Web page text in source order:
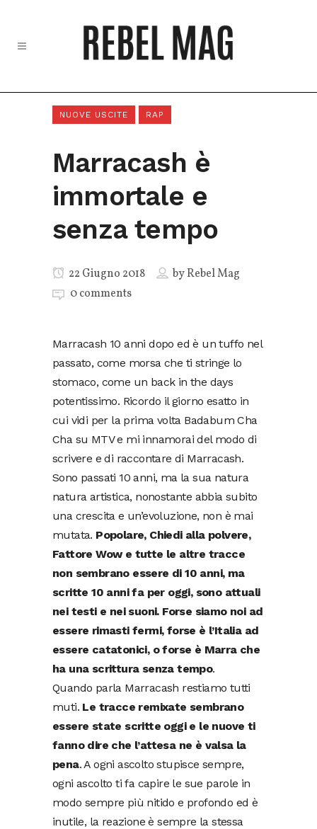
NUOVE USCITE RAP
Marracash è
immortale e
senza tempo
22 Giugno 2018 byRebel Mag
0 comments
Marracash 10 anni dopo ed è un tuffo nel
passato, come morsa che ti stringe lo
stomaco, come un back in the days
potentissimo. Ricordo il giorno esatto in
cui vidi per la prima volta Badabum Cha
Cha su MTV e mi innamorai del modo di
scrivere e di raccontare di Marracash.
Sono passati 10 anni, ma la sua natura
natura artistica, nonostante abbia subito
una crescita e un’evoluzione, non è mai
mutata. Popolare, Chiedi alla polvere,
Fattore Wow e tutte le altre tracce
non sembrano essere di 10 anni, ma
scritte 10 anni fa per oggi, sono attuali
nei testi e nei suoni. Forse siamo noi ad
essere rimasti fermi, forse è l’Italia ad
essere catatonici, o forse è Marra che
ha una scrittura senza tempo.
Quando parla Marracash restiamo tutti
muti. Le tracce remixate sembrano
essere state scritte oggi e le nuove ti
fanno dire che l’attesa ne è valsa la
pena. A ogni ascolto stupisce sempre,
ogni ascolto ti fa capire le sue parole in
modo sempre più nitido e profondo ed è
inutile, la reazione è sempre la stessa